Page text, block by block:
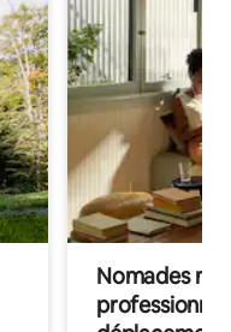
Nomades